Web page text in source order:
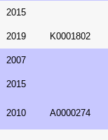
2015
2019 K0001802
2007
2015
2010 A0000274